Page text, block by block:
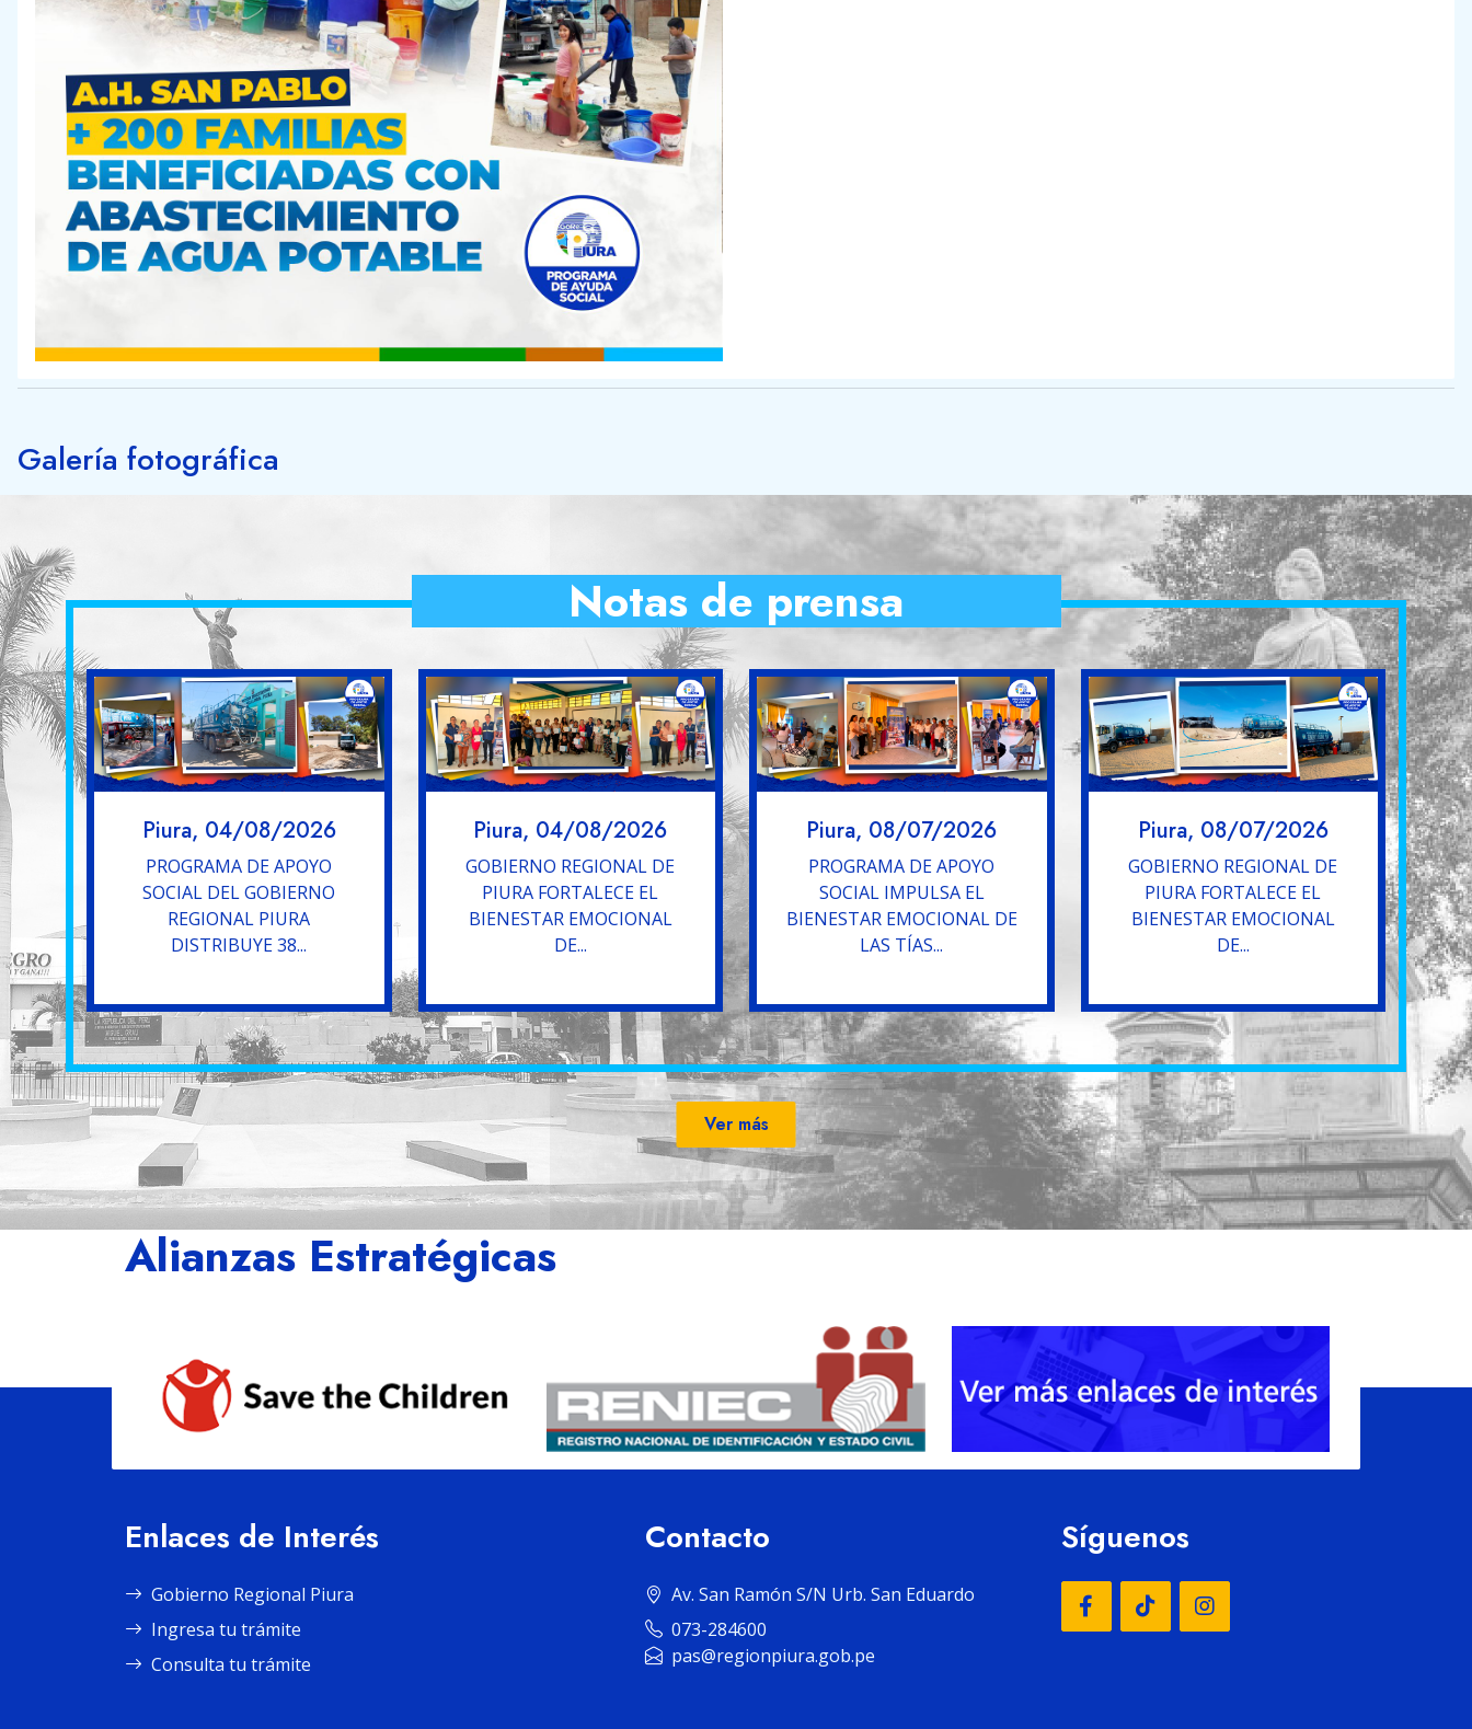
Galería fotográfica
Notas de prensa
Piura, 04/08/2026
PROGRAMA DE APOYO
SOCIAL DEL GOBIERNO
REGIONAL PIURA
DISTRIBUYE 38...
Piura, 04/08/2026
GOBIERNO REGIONAL DE
PIURA FORTALECE EL
BIENESTAR EMOCIONAL
DE...
Piura, 08/07/2026
PROGRAMA DE APOYO
SOCIAL IMPULSA EL
BIENESTAR EMOCIONAL DE
LAS TÍAS...
Piura, 08/07/2026
GOBIERNO REGIONAL DE
PIURA FORTALECE EL
BIENESTAR EMOCIONAL
DE...
Ver más
Alianzas Estratégicas
Enlaces de Interés
Gobierno Regional Piura
Ingresa tu trámite
Consulta tu trámite
Contacto
Av. San Ramón S/N Urb. San Eduardo
073-284600
pas@regionpiura.gob.pe
Síguenos